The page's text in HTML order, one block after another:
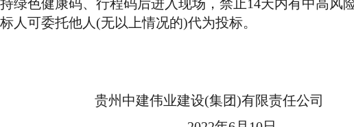
色健康码、行程码后进入现场，禁止14天内有中高风
人可委托他人(无以上情况的)代为投标。
州中建伟业建设(集团)有限责任公司